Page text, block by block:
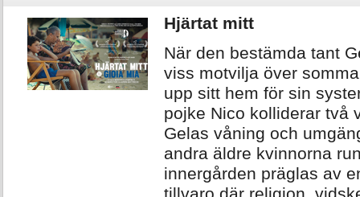
Hjärtat mitt
När den bestämda tant
viss motvilja över
upp sitt hem för sin
pojke Nico kolliderar två
Gelas våning och
andra äldre kvinnorna
innergården präglas av